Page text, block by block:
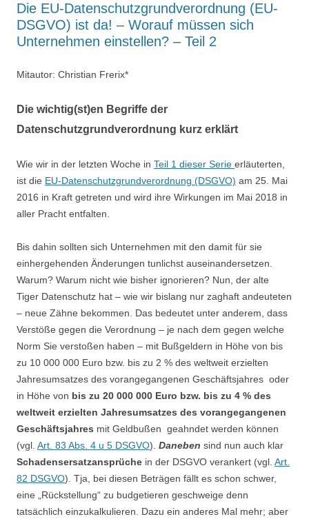
Die EU-Datenschutzgrundverordnung (EU-
DSGVO) ist da! – Worauf müssen sich
Unternehmen einstellen? – Teil 2
Mitautor: Christian Frerix*
Die wichtig(st)en Begriffe der
Datenschutzgrundverordnung kurz erklärt
Wie wir in der letzten Woche in Teil 1 dieser Serie erläuterten,
ist die EU-Datenschutzgrundverordnung (DSGVO) am 25. Mai
2016 in Kraft getreten und wird ihre Wirkungen im Mai 2018 in
aller Pracht entfalten.
Bis dahin sollten sich Unternehmen mit den damit für sie
einhergehenden Änderungen tunlichst auseinandersetzen.
Warum? Warum nicht wie bisher ignorieren? Nun, der alte
Tiger Datenschutz hat – wie wir bislang nur zaghaft andeuteten
– neue Zähne bekommen. Das bedeutet unter anderem, dass
Verstöße gegen die Verordnung – je nach dem gegen welche
Norm Sie verstoßen haben – mit Bußgeldern in Höhe von bis
zu 10 000 000 Euro bzw. bis zu 2 % des weltweit erzielten
Jahresumsatzes des vorangegangenen Geschäftsjahres oder
in Höhe von bis zu 20 000 000 Euro bzw. bis zu 4 % des
weltweit erzielten Jahresumsatzes des vorangegangenen
Geschäftsjahres mit Geldbußen geahndet werden können
(vgl. Art. 83 Abs. 4 u 5 DSGVO). Daneben sind nun auch klar
Schadensersatzansprüche in der DSGVO verankert (vgl. Art.
82 DSGVO). Tja, bei diesen Beträgen fällt es schon schwer,
eine „Rückstellung“ zu budgetieren geschweige denn
tatsächlich einzukalkulieren. Dazu ein anderes Mal mehr; aber